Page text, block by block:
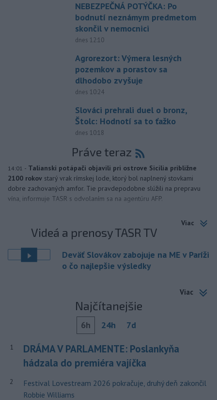
NEBEZPEČNÁ POTÝČKA: Po
bodnutí neznámym predmetom
skončil v nemocnici
dnes 12:10
Agrorezort: Výmera lesných
pozemkov a porastov sa
dlhodobo zvyšuje
dnes 10:24
Slováci prehrali duel o bronz,
Štolc: Hodnotí sa to ťažko
dnes 10:18
Práve teraz
14:01 - Talianski potápači objavili pri ostrove Sicília približne
2100 rokov starý vrak rímskej lode, ktorý bol naplnený stovkami
dobre zachovaných amfor. Tie pravdepodobne slúžili na prepravu
vína, informuje TASR s odvolaním sa na agentúru AFP.
Viac
Videá a prenosy TASR TV
Deväť Slovákov zabojuje na ME v Paríži
o čo najlepšie výsledky
Viac
Najčítanejšie
6h 24h 7d
1
DRÁMA V PARLAMENTE: Poslankyňa
hádzala do premiéra vajíčka
2
Festival Lovestream 2026 pokračuje, druhý deň zakončil
Robbie Williams